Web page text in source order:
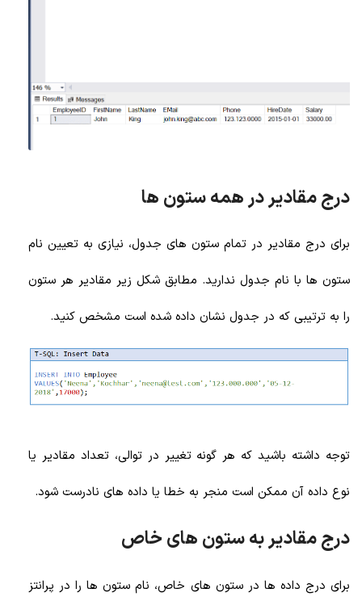
درج مقادیر در همه ستون ها
برای درج مقادیر در تمام ستون های جدول، نیازی به تعیین نام
ستون ها با نام جدول ندارید. مطابق شکل زیر مقادیر هر ستون
را به ترتیبی که در جدول نشان داده شده است مشخص کنید.
توجه داشته باشید که هر گونه تغییر در توالی، تعداد مقادیر یا
نوع داده آن ممکن است منجر به خطا یا داده های نادرست شود.
درج مقادیر به ستون های خاص
برای درج داده ها در ستون های خاص، نام ستون ها را در پرانتز